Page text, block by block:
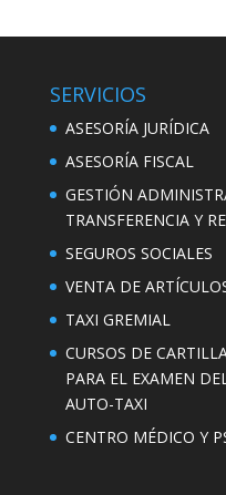
SERVICIOS
ASESORÍA JURÍDICA
ASESORÍA FISCAL
GESTIÓN
TRANSFERENCIA Y
SEGUROS SOCIALES
VENTA DE
TAXI GREMIAL
CURSOS DE
PARA EL EXAMEN
AUTO-TAXI
CENTRO MÉDICO Y